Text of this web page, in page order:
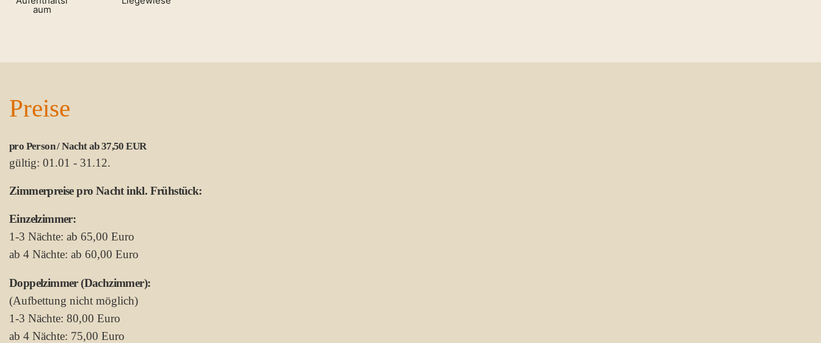
aum
Preise
pro Person / Nacht ab 37,50 EUR
gültig: 01.01 - 31.12.
Zimmerpreise pro Nacht inkl. Frühstück:
Einzelzimmer:
1-3 Nächte: ab 65,00 Euro
ab 4 Nächte: ab 60,00 Euro
Doppelzimmer (Dachzimmer):
(Aufbettung nicht möglich)
1-3 Nächte: 80,00 Euro
ab 4 Nächte: 75,00 Euro